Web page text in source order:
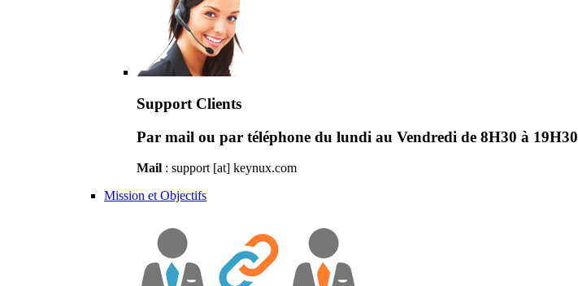
Support Clients
Par mail ou par téléphone du lundi au Vendredi de 8H30 à 19H30
Mail : support [at] keynux.com
Mission et Objectifs